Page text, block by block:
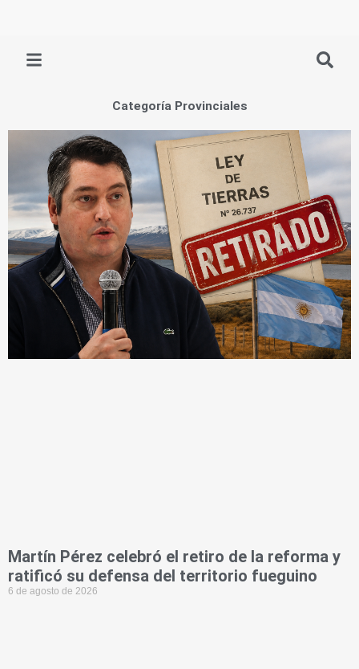
Categoría Provinciales
Martín Pérez celebró el retiro de la reforma y
ratificó su defensa del territorio fueguino
6 de agosto de 2026